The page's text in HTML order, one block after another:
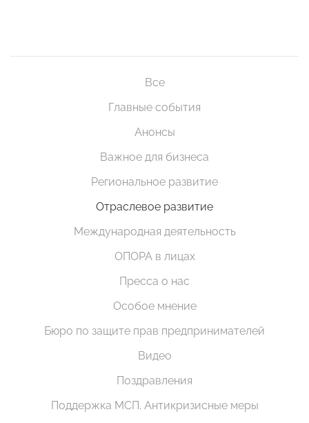
Все
Главные события
Анонсы
Важное для бизнеса
Региональное развитие
Отраслевое развитие
Международная деятельность
ОПОРА в лицах
Пресса о нас
Особое мнение
Бюро по защите прав предпринимателей
Видео
Поздравления
Поддержка МСП. Антикризисные меры